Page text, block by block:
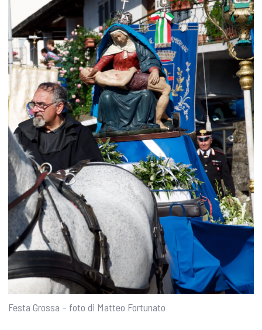
Festa Grossa – foto di Matteo Fortunato